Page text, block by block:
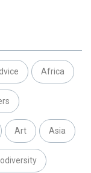
Africa
Art Asia